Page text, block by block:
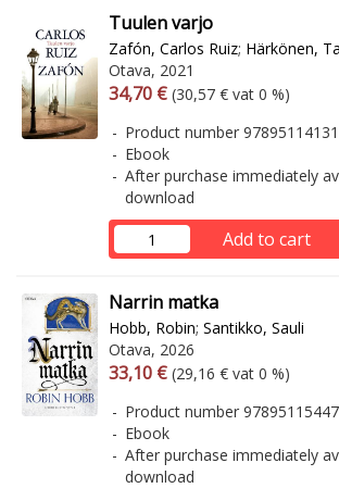
Tuulen varjo
Zafón, Carlos Ruiz; Härkönen,
Otava, 2021
Arvonlisäverollinen hinta
34,70 € Excl. vat
(30,57 € vat 0 %)
Product number
Ebook
After purchase immediately
download
Add to cart
Narrin matka
Hobb, Robin; Santikko, Sauli
Otava, 2026
Arvonlisäverollinen hinta
33,10 € Excl. vat
(29,16 € vat 0 %)
Product number
Ebook
After purchase immediately
download